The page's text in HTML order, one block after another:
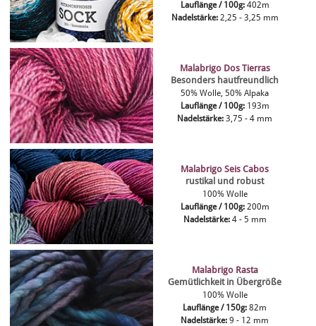
Lauflänge / 100g: 402m
Nadelstärke: 2,25 - 3,25 mm
Malabrigo Dos Tierras
Besonders hautfreundlich
50% Wolle, 50% Alpaka
Lauflänge / 100g: 193m
Nadelstärke:3,75 - 4 mm
Malabrigo Seis Cabos
rustikal und robust
100% Wolle
Lauflänge / 100g: 200m
Nadelstärke: 4 - 5 mm
Malabrigo Rasta
Gemütlichkeit in Übergröße
100% Wolle
Lauflänge / 150g:82m
Nadelstärke:9 - 12 mm